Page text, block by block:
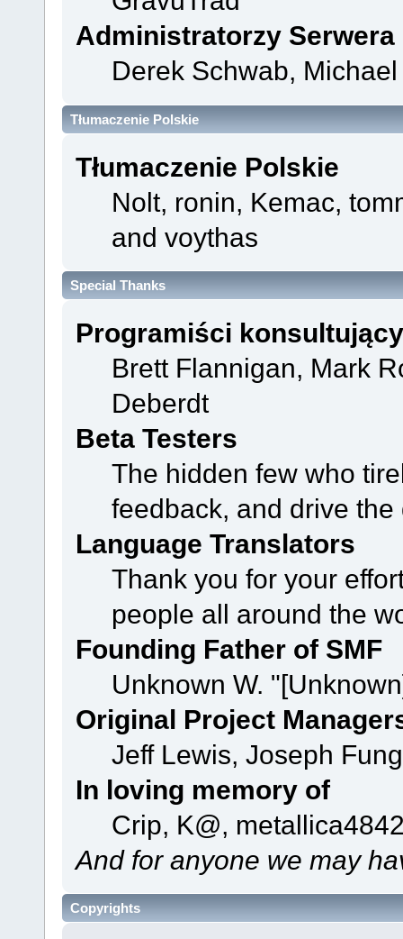
Administratorzy Serwera
Derek Schwab,
Tłumaczenie Polskie
Tłumaczenie Polskie
Nolt, ronin, Kemac,
and voythas
Special Thanks
Programiści konsultujący
Brett Flannigan, Mark
Deberdt
Beta Testers
The hidden few who
feedback, and drive
Language Translators
Thank you for your
people all around the
Founding Father of SMF
Unknown W.
Original Project
Jeff Lewis, Joseph
In loving memory of
Crip, K@,
And for anyone we may
Copyrights